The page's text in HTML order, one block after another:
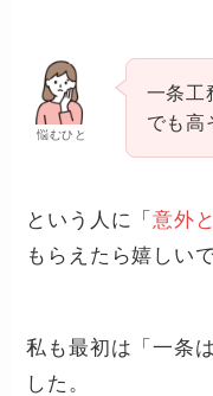
悩むひと
一条工
でも
という人に「意外
もらえたら嬉しいで
私も最初は「一条
した。